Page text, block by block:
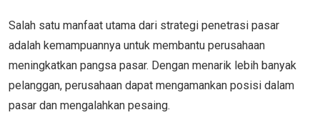
Salah satu manfaat utama dari strategi penetrasi pasar
adalah kemampuannya untuk membantu perusahaan
meningkatkan pangsa pasar. Dengan menarik lebih banyak
pelanggan, perusahaan dapat mengamankan posisi dalam
pasar dan mengalahkan pesaing.